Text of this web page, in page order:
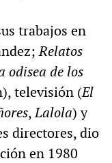
trabajos en
Relatos
odisea de los
televisión (El
,Lalola) y
directores, dio
en 1980